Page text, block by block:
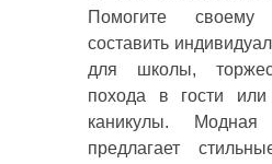
Помогите своему
составить
для школы,
похода в гости
каникулы. Модная
предлагает